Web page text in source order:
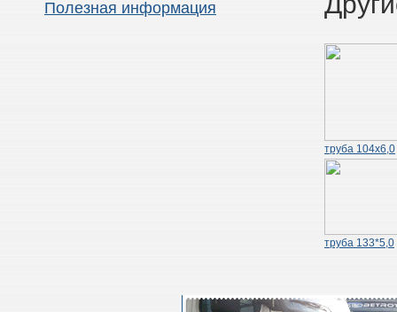
Полезная информация
труба 104х6,0
труба 133*5,0